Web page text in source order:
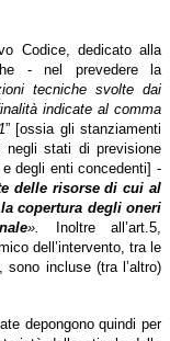
Codice, dedicato alla
- nel prevedere la
tecniche svolte dai
indicate al comma
” [ossia gli stanziamenti
negli stati di previsione
degli enti concedenti] -
delle risorse di cui al
copertura degli oneri
».
Inoltre all’art.5,
dell’intervento, tra le
incluse (tra l’altro)
depongono quindi per